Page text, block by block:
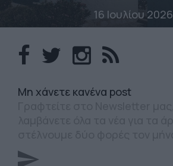
16 Ιουλίου 2026
Mη χάνετε κανένα post